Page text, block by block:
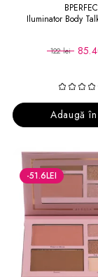
Iluminator Body
122 lei
Adaugă
-51.6LEI